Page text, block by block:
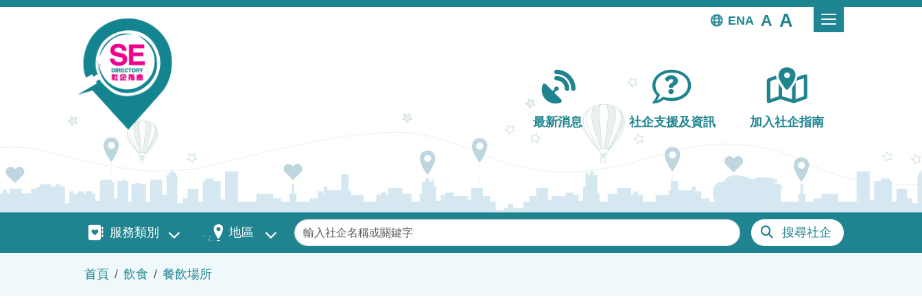
移至主內容
EN
Main navigation
最新消息 社企支援及資訊 加入社企指南
服務類別服務類別 地區 地區 關鍵字 搜尋社企
首頁 飲食 餐飲場所